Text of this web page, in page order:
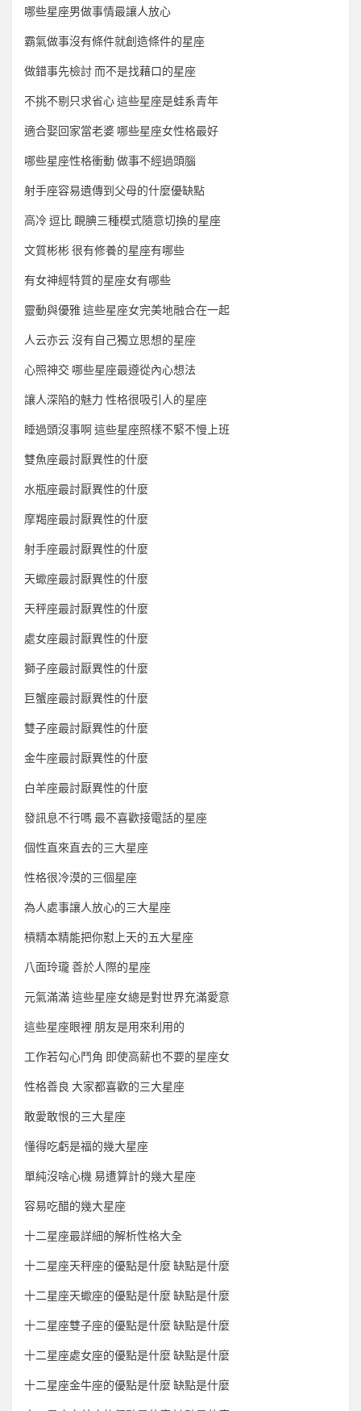
哪些星座男做事情最讓人放心
霸氣做事沒有條件就創造條件的星座
做錯事先檢討 而不是找藉口的星座
不挑不剔只求省心 這些星座是蛙系青年
適合娶回家當老婆 哪些星座女性格最好
哪些星座性格衝動 做事不經過頭腦
射手座容易遺傳到父母的什麼優缺點
高冷 逗比 靦腆三種模式隨意切換的星座
文質彬彬 很有修養的星座有哪些
有女神經特質的星座女有哪些
靈動與優雅 這些星座女完美地融合在一起
人云亦云 沒有自己獨立思想的星座
心照神交 哪些星座最遵從內心想法
讓人深陷的魅力 性格很吸引人的星座
睡過頭沒事啊 這些星座照樣不緊不慢上班
雙魚座最討厭異性的什麼
水瓶座最討厭異性的什麼
摩羯座最討厭異性的什麼
射手座最討厭異性的什麼
天蠍座最討厭異性的什麼
天秤座最討厭異性的什麼
處女座最討厭異性的什麼
獅子座最討厭異性的什麼
巨蟹座最討厭異性的什麼
雙子座最討厭異性的什麼
金牛座最討厭異性的什麼
白羊座最討厭異性的什麼
發訊息不行嗎 最不喜歡接電話的星座
個性直來直去的三大星座
性格很冷漠的三個星座
為人處事讓人放心的三大星座
槓精本精能把你懟上天的五大星座
八面玲瓏 善於人際的星座
元氣滿滿 這些星座女總是對世界充滿愛意
這些星座眼裡 朋友是用來利用的
工作若勾心鬥角 即使高薪也不要的星座女
性格善良 大家都喜歡的三大星座
敢愛敢恨的三大星座
懂得吃虧是福的幾大星座
單純沒啥心機 易遭算計的幾大星座
容易吃醋的幾大星座
十二星座最詳細的解析性格大全
十二星座天秤座的優點是什麼 缺點是什麼
十二星座天蠍座的優點是什麼 缺點是什麼
十二星座雙子座的優點是什麼 缺點是什麼
十二星座處女座的優點是什麼 缺點是什麼
十二星座金牛座的優點是什麼 缺點是什麼